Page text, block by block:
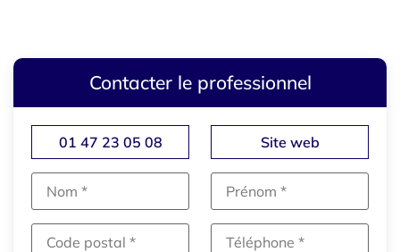
Contacter le professionnel
01 47 23 05 08 Site web